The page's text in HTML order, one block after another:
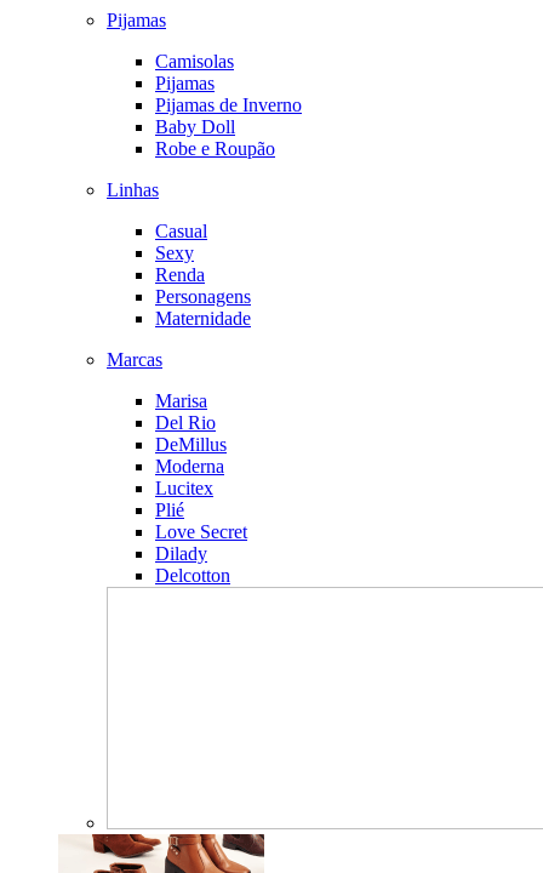
Pijamas
Camisolas
Pijamas
Pijamas de Inverno
Baby Doll
Robe e Roupão
Linhas
Casual
Sexy
Renda
Personagens
Maternidade
Marcas
Marisa
Del Rio
DeMillus
Moderna
Lucitex
Plié
Love Secret
Dilady
Delcotton